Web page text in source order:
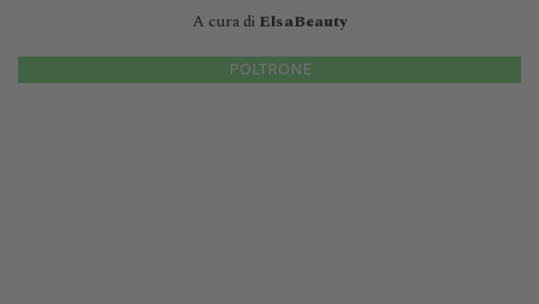
A cura di ElsaBeauty
POLTRONE